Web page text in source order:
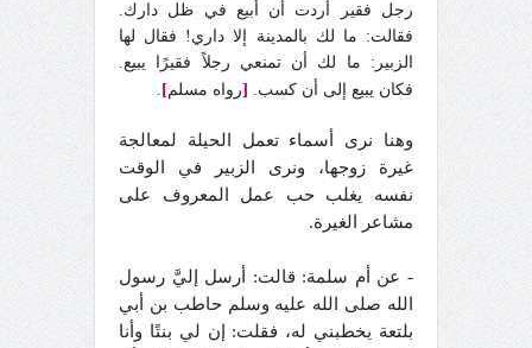
رجل فقير أردت أن أبيع في ظل دارك.
فقالت: ما لك بالمدينة إلا داري! فقال لها
الزبير: ما لك أن تمنعي رجلاً فقيرًا يبيع.
فكان يبيع إلى أن كسب. [رواه مسلم]
.
وهنا نرى أسماء تعمل الحيلة لمعالجة
غيرة زوجها، ونرى الزبير في الوقت
نفسه يغلب حب عمل المعروف على
مشاعر الغيرة.
- عن أم سلمة: قالت: أرسل إليَّ رسول
الله صلى الله عليه وسلم حاطب بن أبي
بلتعة يخطبني له، فقلت: إن لي بنتًا وأنا